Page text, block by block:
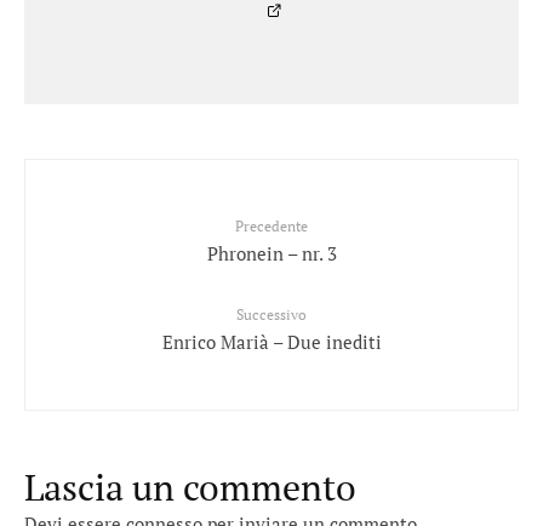
Precedente
Phronein – nr. 3
Successivo
Enrico Marià – Due inediti
Lascia un commento